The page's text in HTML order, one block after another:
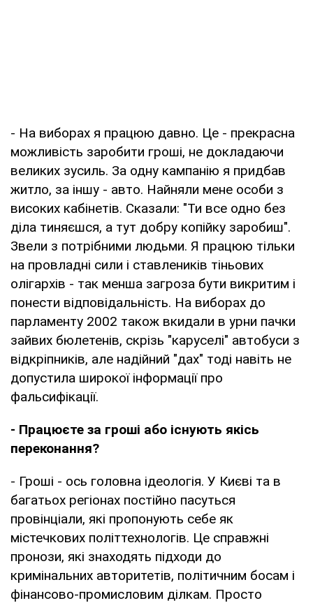
- На виборах я працюю давно. Це - прекрасна
можливість заробити гроші, не докладаючи
великих зусиль. За одну кампанію я придбав
житло, за іншу - авто. Найняли мене особи з
високих кабінетів. Сказали: "Ти все одно без
діла тиняєшся, а тут добру копійку заробиш".
Звели з потрібними людьми. Я працюю тільки
на провладні сили і ставлеників тіньових
олігархів - так менша загроза бути викритим і
понести відповідальність. На виборах до
парламенту 2002 також вкидали в урни пачки
зайвих бюлетенів, скрізь "каруселі" автобуси з
відкріпників, але надійний "дах" тоді навіть не
допустила широкої інформації про
фальсифікації.
- Працюєте за гроші або існують якісь
переконання?
- Гроші - ось головна ідеологія. У Києві та в
багатьох регіонах постійно пасуться
провінціали, які пропонують себе як
містечкових політтехнологів. Це справжні
пронози, які знаходять підходи до
кримінальних авторитетів, політичним босам і
фінансово-промисловим ділкам. Просто